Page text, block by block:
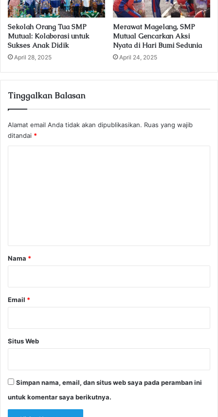
Sekolah Orang Tua SMP
Mutual: Kolaborasi untuk
Sukses Anak Didik
April 28, 2025
Merawat Magelang, SMP
Mutual Gencarkan Aksi
Nyata di Hari Bumi Sedunia
April 24, 2025
Tinggalkan Balasan
Alamat email Anda tidak akan dipublikasikan. Ruas yang wajib
ditandai *
rNama *
Email *
Situs Web
Simpan nama, email, dan situs web saya pada peramban ini
untuk komentar saya berikutnya.